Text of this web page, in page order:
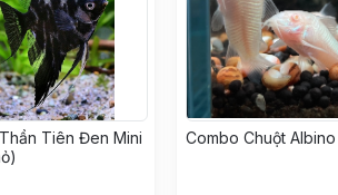
Tiên Đen Mini
Combo Chuột Albino